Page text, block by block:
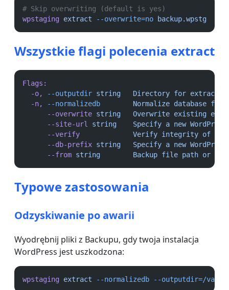
# Skip overwriting (default is yes)
wpstaging extract --overwrite=no backup.wpstg
Wszystkie flagi polecenia extract
Flags:
-o,
--outputdir string Directory for extracted
-n,
--normalizedb Normalize database
--overwrite string Overwrite existing
--site-url
string Specify a new WordPress
--verify
Verify integrity of
--db-prefix string Specify a new WordPress
--from string Backup file path or
Typowe zastosowania
Odzyskiwanie po awarii
Wyodrębnij pliki z Backupu, gdy twoja instalacja
WordPress jest uszkodzona:
wpstaging extract --normalizedb --outputdir=/var/